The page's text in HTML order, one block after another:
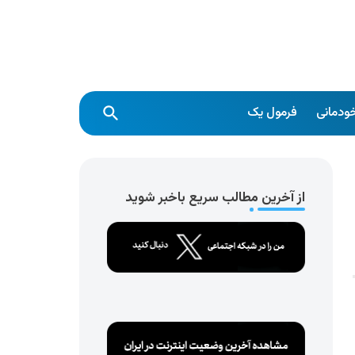
فرمول یک
از آخرین مطالب سریع باخبر شوید